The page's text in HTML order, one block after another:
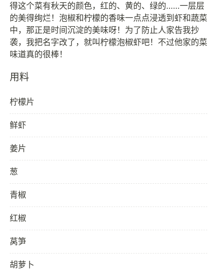
得这个菜有秋天的颜色，红的、黄的、绿的……一层层
的美得绚烂！泡椒和柠檬的香味一点点浸透到虾和蔬菜
中，那正是时间沉淀的美味呀！为了防止人家告我抄
袭，我把名字改了，就叫柠檬泡椒虾吧！不过他家的菜
用料
柠檬片
鲜虾
姜片
葱
青椒
红椒
莴笋
胡萝卜